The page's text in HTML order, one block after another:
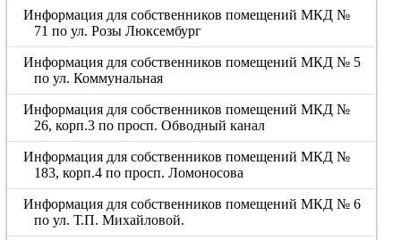
Информация для собственников помещений МКД №
71 по ул. Розы Люксембург
Информация для собственников помещений МКД № 5
по ул. Коммунальная
Информация для собственников помещений МКД №
26, корп.3 по просп. Обводный канал
Информация для собственников помещений МКД №
183, корп.4 по просп. Ломоносова
Информация для собственников помещений МКД № 6
по ул. Т.П. Михайловой.